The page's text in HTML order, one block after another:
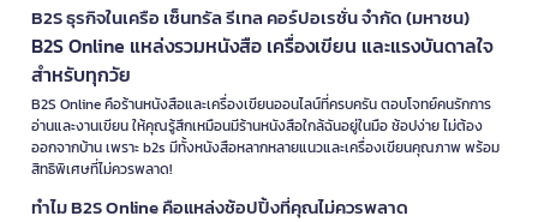
B2S ธุรกิจในเครือ เซ็นทรัล รีเทล คอร์ปอเรชั่น จำกัด (มหาชน)
B2S Online แหล่งรวมหนังสือ เครื่องเขียน และแรงบันดาลใจ
สำหรับทุกวัย
B2S Online คือร้านหนังสือและเครื่องเขียนออนไลน์ที่ครบครัน ตอบโจทย์คนรักการ
อ่านและงานเขียน ให้คุณรู้สึกเหมือนมีร้านหนังสือใกล้ฉันอยู่ในมือ ช้อปง่าย ไม่ต้อง
ออกจากบ้าน เพราะ b2s มีทั้งหนังสือหลากหลายแนวและเครื่องเขียนคุณภาพ พร้อม
สิทธิพิเศษที่ไม่ควรพลาด!
ทำไม B2S Online คือแหล่งช้อปปิ้งที่คุณไม่ควรพลาด